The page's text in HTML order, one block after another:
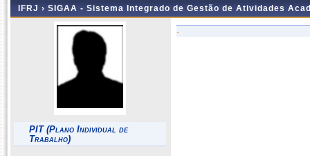
IFRJ › SIGAA - Sistema Integrado de Gestão de Atividades
PIT (Plano Individual de
Trabalho)
-